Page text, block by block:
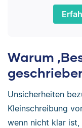
Warum
Unsicherheiten
Kleinschreibung
wenn nicht klar